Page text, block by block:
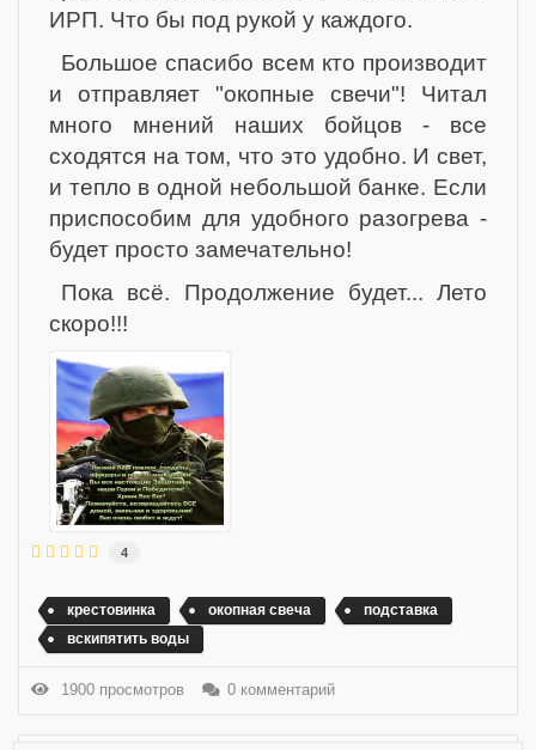
ИРП. Что бы под рукой у каждого.
Большое спасибо всем кто производит
и отправляет "окопные свечи"! Читал
много мнений наших бойцов - все
сходятся на том, что это удобно. И свет,
и тепло в одной небольшой банке. Если
приспособим для удобного разогрева -
будет просто замечательно!
Пока всё. Продолжение будет... Лето
скоро!!!
4
крестовинка окопная свеча
подставка
вскипятить воды
1900 просмотров 0 комментарий